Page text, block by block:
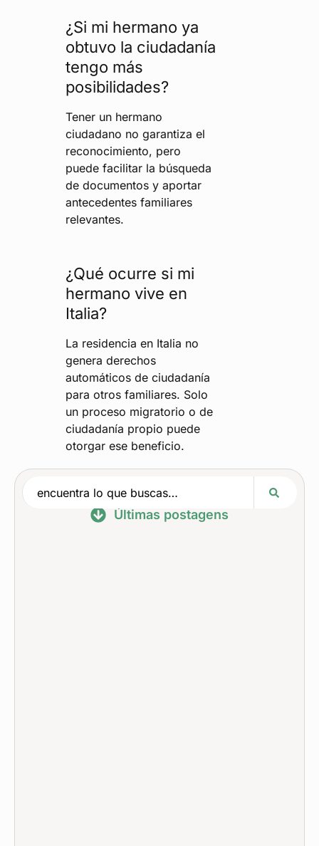
Últimas postagens
¿Si mi hermano ya
obtuvo la ciudadanía
tengo más
posibilidades?
Tener un hermano
ciudadano no garantiza el
reconocimiento, pero
puede facilitar la búsqueda
de documentos y aportar
antecedentes familiares
relevantes.
¿Qué ocurre si mi
hermano vive en
Italia?
La residencia en Italia no
genera derechos
automáticos de ciudadanía
para otros familiares. Solo
un proceso migratorio o de
ciudadanía propio puede
otorgar ese beneficio.